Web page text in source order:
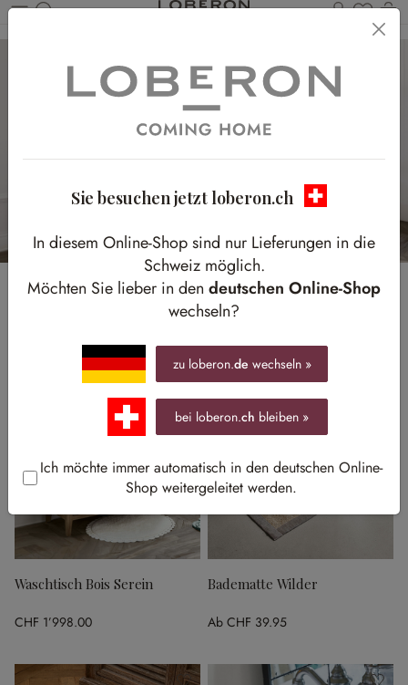
Du
Vintage-Flair
Waschtisch Bois Serein
CHF 1’998.00
Badematte Wilder
Ab CHF 39.95
Sie besuchen jetzt loberon.ch
In diesem Online-Shop sind nur Lieferungen in die
Schweiz möglich.
Möchten Sie lieber in den deutschen Online-Shop
wechseln?
zu loberon.de wechseln »
bei loberon.ch bleiben »
Ich möchte immer automatisch in den deutschen Online-
Shop weitergeleitet werden.